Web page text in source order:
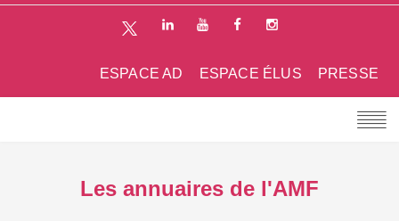
PRESSE
ESPACE ÉLUS
ESPACE AD
Les annuaires de l'AMF